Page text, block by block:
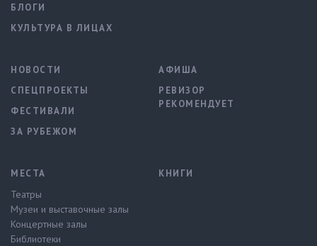
БЛОГИ
КУЛЬТУРА В ЛИЦАХ
НОВОСТИ
СПЕЦПРОЕКТЫ
ФЕСТИВАЛИ
ЗА РУБЕЖОМ
АФИША
РЕВИЗОР
РЕКОМЕНДУЕТ
МЕСТА
Театры
Музеи и выставочные залы
Концертные залы
Библиотеки
КНИГИ